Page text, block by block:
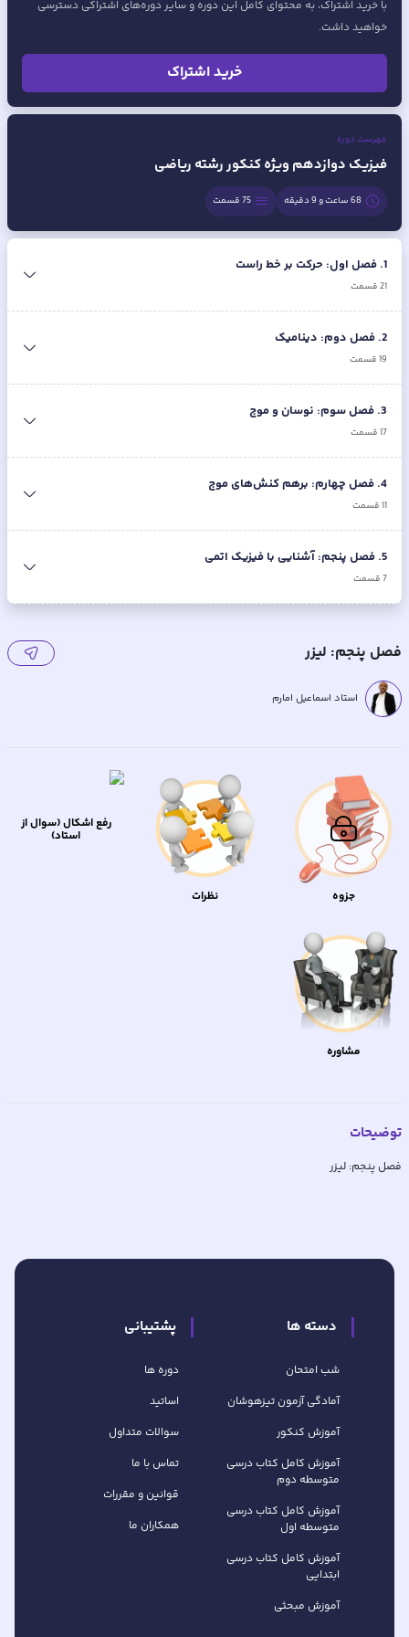
با خرید اشتراک، به محتوای کامل این دوره و سایر دوره‌های اشتراکی دسترسی
خواهید داشت.
خرید اشتراک
فهرست دوره
فیزیک دوازدهم ویژه کنکور رشته ریاضی
68 ساعت و 9 دقیقه 75قسمت
1
. فصل اول: حرکت بر خط راست
21قسمت
2
. فصل دوم: دینامیک
19قسمت
3
. فصل سوم: نوسان و موج
17قسمت
4
. فصل چهارم: برهم کنش‌های موج
11قسمت
5
. فصل پنجم: آشنایی با فیزیک اتمی
7قسمت
فصل پنجم: لیزر
استاد اسماعیل امارم
جزوه نظرات
رفع اشکال (سوال از
استاد)
مشاوره
توضیحات
فصل پنجم: لیزر
دسته ها
شب امتحان
آمادگی آزمون تیزهوشان
آموزش کنکور
آموزش کامل کتاب‌ درسی
متوسطه دوم
آموزش کامل کتاب‌ درسی
متوسطه اول
آموزش کامل کتاب درسی
ابتدایی
آموزش مبحثی
پشتیبانی
دوره ها
اساتید
سوالات متداول
تماس با ما
قوانین و مقررات
همکاران ما